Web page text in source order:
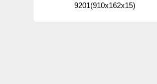
9201(910x162x15)